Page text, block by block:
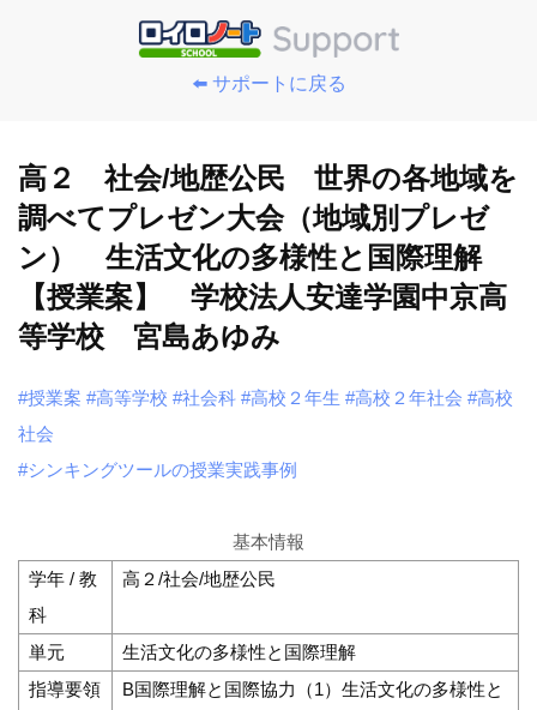
⬅️ サポートに戻る
高２ 社会/地歴公民 世界の各地域を
調べてプレゼン大会（地域別プレゼ
ン） 生活文化の多様性と国際理解
【授業案】 学校法人安達学園中京高
等学校 宮島あゆみ
#授業案 #高等学校 #社会科 #高校２年生 #高校２年社会 #高校
社会
#シンキングツールの授業実践事例
基本情報
学年 / 教
科
高２/社会/地歴公民
単元
生活文化の多様性と国際理解
指導要領
B国際理解と国際協力（1）生活文化の多様性と